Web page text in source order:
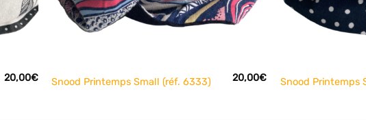
20,00€ Snood Printemps Small (réf. 6333) 20,00€ Snood Printemps